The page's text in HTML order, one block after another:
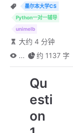
墨尔本大学CS
Python一对一辅导
unimelb
大约 4 分钟
...
约 1137 字
Qu
esti
on